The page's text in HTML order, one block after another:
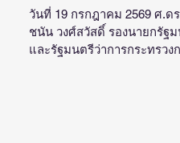
ความยากจน นำกล
อววน. ร่วมสร้างกล
วันที่ 19 กรกฎาคม 2569 ศ.ด
ชนัน วงศ์สวัสดิ์ รองนายกรัฐ
และรัฐมนตรีว่าการกระทรวง